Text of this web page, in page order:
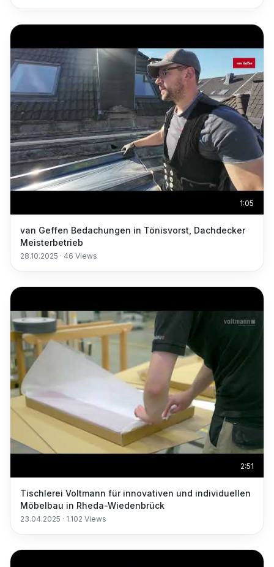
1:05
van Geffen Bedachungen in Tönisvorst, Dachdecker
Meisterbetrieb
28.10.2025 · 46 Views
2:51
Tischlerei Voltmann für innovativen und individuellen
Möbelbau in Rheda-Wiedenbrück
23.04.2025 · 1.102 Views